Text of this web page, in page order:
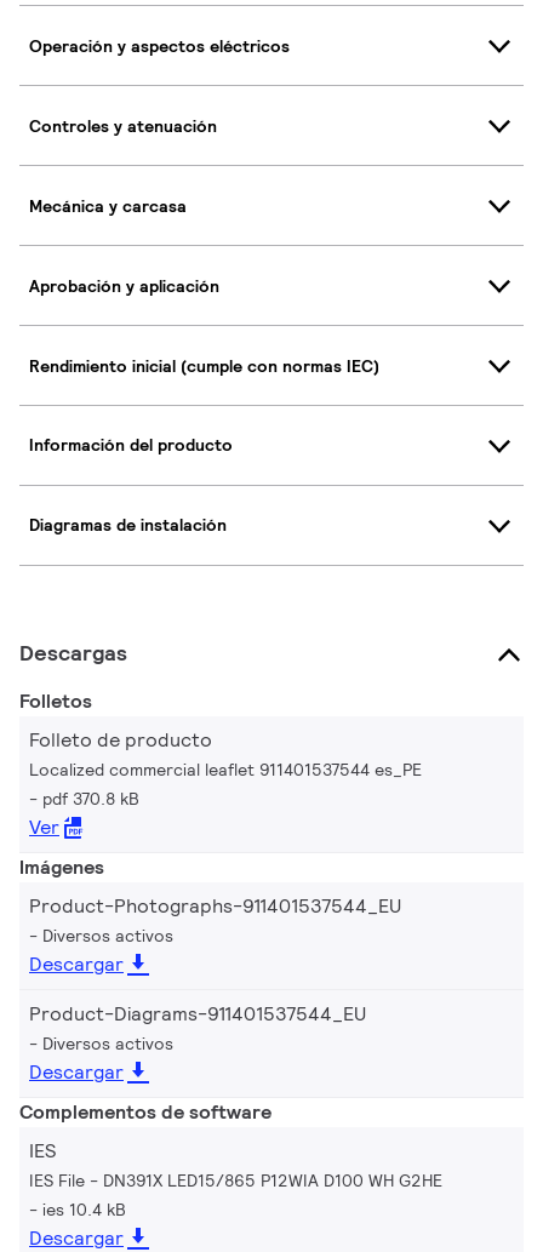
Operación y aspectos eléctricos
Controles y atenuación
Mecánica y carcasa
Aprobación y aplicación
Rendimiento inicial (cumple con normas IEC)
Información del producto
Diagramas de instalación
Descargas
Folletos
Folleto de producto
Localized commercial leaflet 911401537544 es_PE
pdf 370.8 kB
Ver
Imágenes
Product-Photographs-911401537544_EU
Diversos activos
Descargar
Product-Diagrams-911401537544_EU
Diversos activos
Descargar
Complementos de software
IES
IES File - DN391X LED15/865 P12WIA D100 WH G2HE
ies 10.4 kB
Descargar